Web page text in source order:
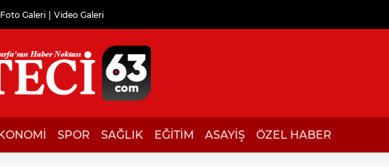
Foto Galeri Video Galeri
SPOR SAĞLIK EĞİTİM ASAYİŞ ÖZEL HABER